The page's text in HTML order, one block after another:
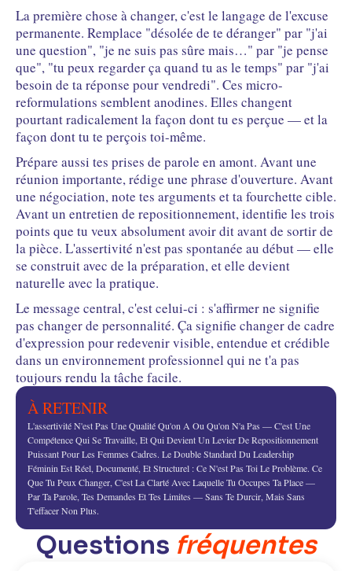
La première chose à changer, c'est le langage de l'excuse
permanente. Remplace "désolée de te déranger" par "j'ai
une question", "je ne suis pas sûre mais…" par "je pense
que", "tu peux regarder ça quand tu as le temps" par "j'ai
besoin de ta réponse pour vendredi". Ces micro-
reformulations semblent anodines. Elles changent
pourtant radicalement la façon dont tu es perçue — et la
façon dont tu te perçois toi-même.
Prépare aussi tes prises de parole en amont. Avant une
réunion importante, rédige une phrase d'ouverture. Avant
une négociation, note tes arguments et ta fourchette cible.
Avant un entretien de repositionnement, identifie les trois
points que tu veux absolument avoir dit avant de sortir de
la pièce. L'assertivité n'est pas spontanée au début — elle
se construit avec de la préparation, et elle devient
naturelle avec la pratique.
Le message central, c'est celui-ci : s'affirmer ne signifie
pas changer de personnalité. Ça signifie changer de cadre
d'expression pour redevenir visible, entendue et crédible
dans un environnement professionnel qui ne t'a pas
toujours rendu la tâche facile.
À RETENIR
L'assertivité N'est Pas Une Qualité Qu'on A Ou Qu'on N'a Pas — C'est Une
Compétence Qui Se Travaille, Et Qui Devient Un Levier De Repositionnement
Puissant Pour Les Femmes Cadres. Le Double Standard Du Leadership
Féminin Est Réel, Documenté, Et Structurel : Ce N'est Pas Toi Le Problème. Ce
Que Tu Peux Changer, C'est La Clarté Avec Laquelle Tu Occupes Ta Place —
Par Ta Parole, Tes Demandes Et Tes Limites — Sans Te Durcir, Mais Sans
T'effacer Non Plus.
Questions fréquentes